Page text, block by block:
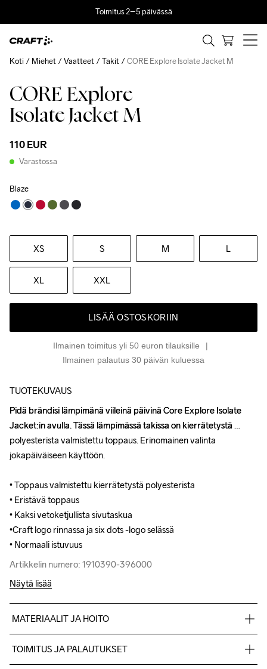
Toimitus 2–5 päivässä
CORE Explore
Isolate Jacket M
110 EUR
Varastossa
Blaze
XS S M L
XL XXL
LISÄÄ OSTOSKORIIN
Ilmainen toimitus yli 50 euron tilauksille
Ilmainen palautus 30 päivän kuluessa
Koti Miehet Vaatteet Takit CORE Explore Isolate Jacket M
TUOTEKUVAUS
Pidä brändisi lämpimänä viileinä päivinä Core Explore Isolate
Jacket:in avulla. Tässä lämpimässä takissa on kierrätetystä
polyesterista valmistettu toppaus. Erinomainen valinta
jokapäiväiseen käyttöön.
• Toppaus valmistettu kierrätetystä polyesterista
• Eristävä toppaus
• Kaksi vetoketjullista sivutaskua
•Craft logo rinnassa ja six dots -logo selässä
• Normaali istuvuus
Artikkelin numero: 1910390-396000
Pidä brändisi lämpimänä viileinä päivinä Core Explore Isolate
Jacket:in avulla. Tässä lämpimässä takissa on kierrätetystä
polyesterista valmistettu toppaus. Erinomainen valinta
jokapäiväiseen käyttöön.
• Toppaus valmistettu kierrätetystä polyesterista
• Eristävä toppaus
• Kaksi vetoketjullista sivutaskua
•Craft logo rinnassa ja six dots -logo selässä
• Normaali istuvuus
Artikkelin numero: 1910390-396000
Näytä lisää
MATERIAALIT JA HOITO
TOIMITUS JA PALAUTUKSET